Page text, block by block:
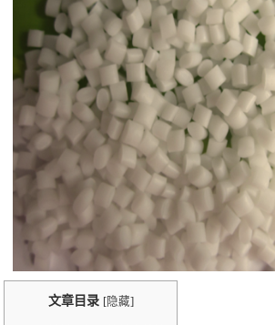
文章目录 [隐藏]